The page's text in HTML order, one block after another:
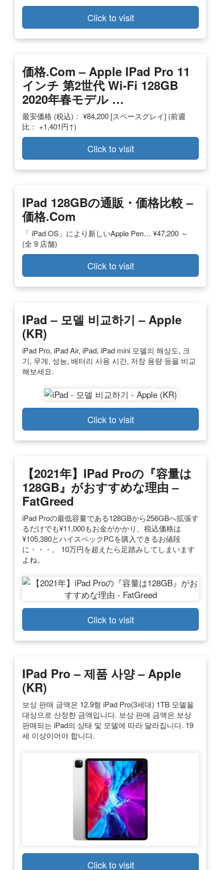
Click to visit
価格.com – Apple IPad Pro 11
インチ 第2世代 Wi-Fi 128GB
2020年春モデル …
最安価格 (税込)： ¥84,200 [スペースグレイ] (前週
比： +1,401円↑)
Click to visit
IPad 128GBの通販・価格比較 –
価格.com
「 iPad OS」により新しいApple Pen… ¥47,200 ～
(全 9 店舗)
Click to visit
IPad – 모델 비교하기 – Apple
(KR)
iPad Pro, iPad Air, iPad, iPad mini 모델의 해상도, 크
기, 무게, 성능, 배터리 사용 시간, 저장 용량 등을 비교
해보세요.
Click to visit
【2021年】iPad Proの『容量は
128GB』がおすすめな理由 –
FatGreed
iPad Proの最低容量である128GBから256GBへ拡張す
るだけでも¥11,000もお金がかかり、税込価格は
¥105,380とハイスペックPCを購入できるお値段
に・・・。 10万円を超えたら足踏みしてしまいます
よね。
Click to visit
IPad Pro – 제품 사양 – Apple
(KR)
보상 판매 금액은 12.9형 iPad Pro(3세대) 1TB 모델을
대상으로 산정한 금액입니다. 보상 판매 금액은 보상
판매되는 iPad의 상태 및 모델에 따라 달라집니다. 19
세 이상이어야 합니다.
Click to visit